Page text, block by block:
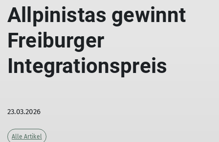
Allpinistas gewinnt
Freiburger
Integrationspreis
23.03.2026
Alle Artikel